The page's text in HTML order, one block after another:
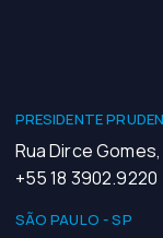
PRESIDENTE
Rua Dirce
+55 18 3902.9220
SÃO PAULO - SP